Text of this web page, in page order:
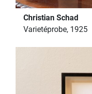
Christian Schad
Varietéprobe, 1925